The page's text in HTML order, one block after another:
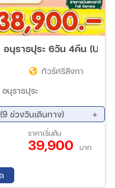
ราธปุระ 6วัน 4คืน (UL)
ทัวร์ศรีลังกา
นุราธปุระ
ช่วงวันเดินทาง)
20 พ.ย. 69 - 25 พ.ย. 69
30 ธ.ค. 69 - 04 ม.ค. 70
05 มี.ค. 70 - 10 มี.ค. 70
พ.ค. 70 - 06 พ.ค. 70
ราคาเริ่มต้น
39,900 บาท